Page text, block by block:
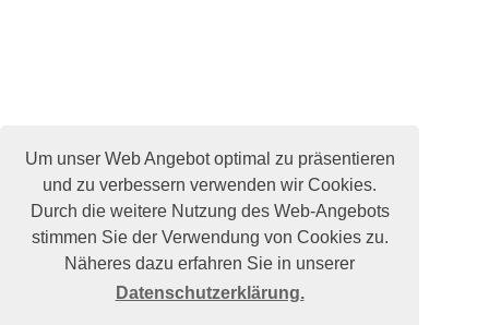
Um unser Web Angebot optimal zu präsentieren
und zu verbessern verwenden wir Cookies.
Durch die weitere Nutzung des Web-Angebots
stimmen Sie der Verwendung von Cookies zu.
Näheres dazu erfahren Sie in unserer
Datenschutzerklärung.